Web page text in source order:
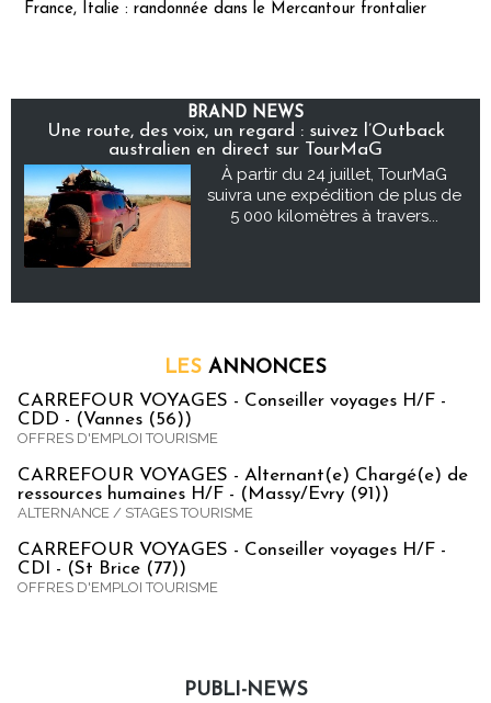
France, Italie : randonnée dans le Mercantour frontalier
BRAND NEWS
Une route, des voix, un regard : suivez l’Outback
australien en direct sur TourMaG
À partir du 24 juillet, TourMaG
suivra une expédition de plus de
5 000 kilomètres à travers...
LES ANNONCES
CARREFOUR VOYAGES - Conseiller voyages H/F -
CDD - (Vannes (56))
OFFRES D'EMPLOI TOURISME
CARREFOUR VOYAGES - Alternant(e) Chargé(e) de
ressources humaines H/F - (Massy/Evry (91))
ALTERNANCE / STAGES TOURISME
CARREFOUR VOYAGES - Conseiller voyages H/F -
CDI - (St Brice (77))
OFFRES D'EMPLOI TOURISME
PUBLI-NEWS